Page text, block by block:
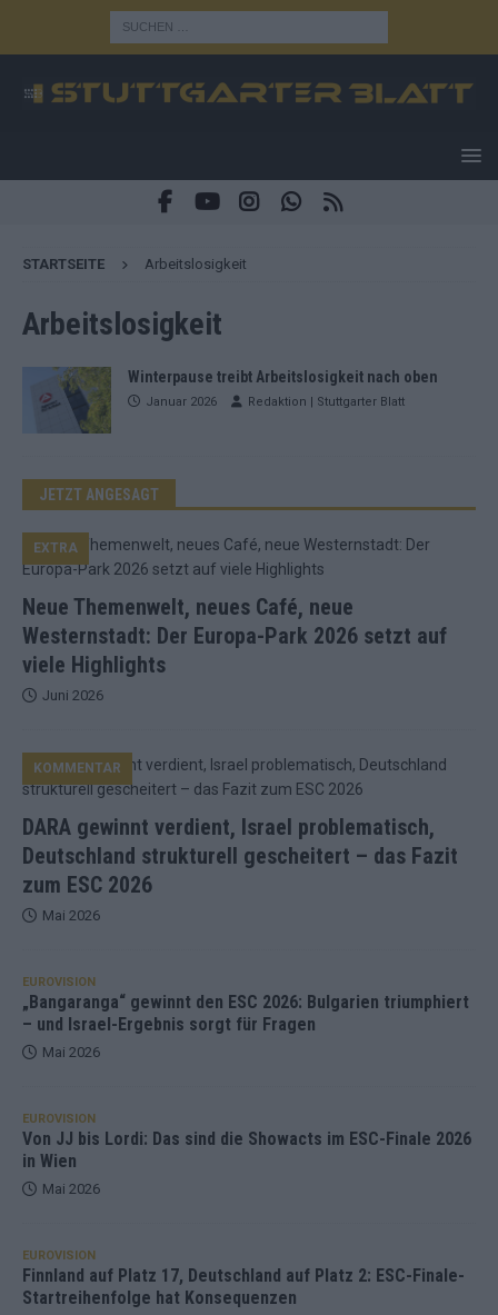
STARTSEITE Arbeitslosigkeit
Arbeitslosigkeit
Winterpause treibt Arbeitslosigkeit nach oben
Januar 2026 Redaktion | Stuttgarter Blatt
JETZT ANGESAGT
Neue Themenwelt, neues Café, neue
Westernstadt: Der Europa-Park 2026 setzt auf
viele Highlights
EXTRA
Juni 2026
DARA gewinnt verdient, Israel problematisch,
Deutschland strukturell gescheitert – das Fazit
zum ESC 2026
KOMMENTAR
Mai 2026
EUROVISION
„Bangaranga“ gewinnt den ESC 2026: Bulgarien triumphiert
– und Israel-Ergebnis sorgt für Fragen
Mai 2026
EUROVISION
Von JJ bis Lordi: Das sind die Showacts im ESC-Finale 2026
in Wien
Mai 2026
EUROVISION
Finnland auf Platz 17, Deutschland auf Platz 2: ESC-Finale-
Startreihenfolge hat Konsequenzen